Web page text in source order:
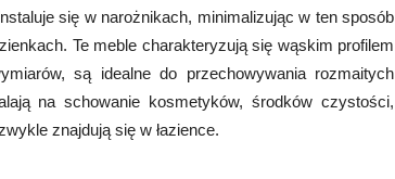
się w narożnikach, minimalizując w ten sposób
Te meble charakteryzują się wąskim profilem
są idealne do przechowywania rozmaitych
na schowanie kosmetyków, środków czystości,
znajdują się w łazience.